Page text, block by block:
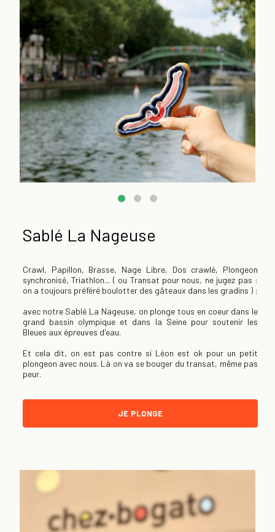
Sablé La Nageuse
Crawl, Papillon, Brasse, Nage Libre, Dos crawlé, Plongeon
synchronisé, Triathlon... ( ou Transat pour nous, ne jugez pas :
on a toujours préféré boulotter des gâteaux dans les gradins ) :
avec notre Sablé La Nageuse, on plonge tous en coeur dans le
grand bassin olympique et dans la Seine pour soutenir les
Bleues aux épreuves d'eau.
Et cela dit, on est pas contre si Léon est ok pour un petit
plongeon avec nous. Là on va se bouger du transat, même pas
peur.
JE PLONGE